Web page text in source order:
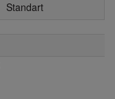
Standart